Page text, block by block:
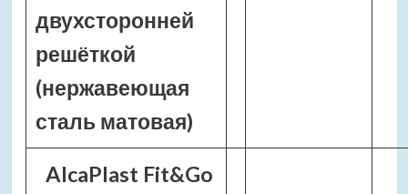
двухсторонней
решёткой
(нержавеющая
сталь матовая)
AlcaPlast Fit&Go